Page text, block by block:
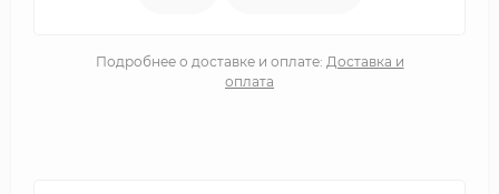
Подробнее о доставке и оплате: Доставка и
оплата